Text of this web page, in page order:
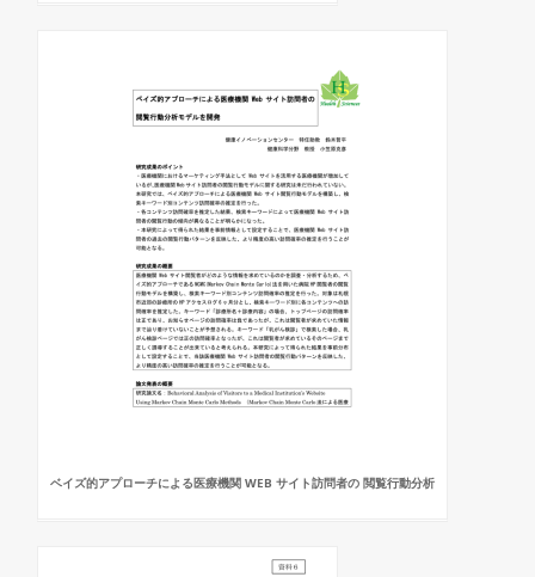
ベイズ的アプローチによる医療機関 WEB サイト訪問者の 閲覧行動分析